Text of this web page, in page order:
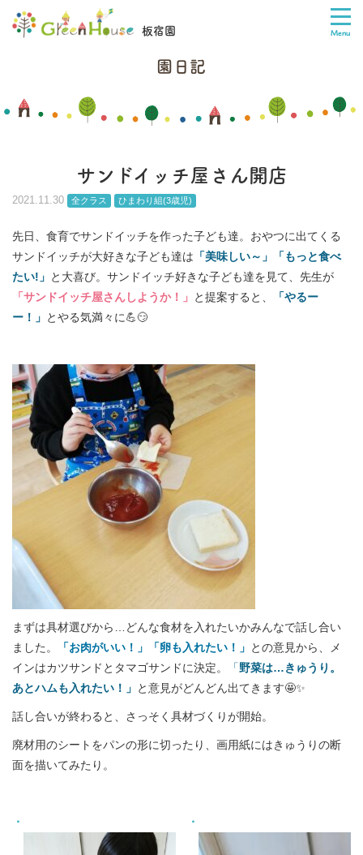
板宿園
園日記
サンドイッチ屋さん開店
2021.11.30 全クラス ひまわり組(3歳児)
先日、食育でサンドイッチを作った子ども達。おやつに出てくる
サンドイッチが大好きな子ども達は 「美味しい～」「もっと食べ
たい!」 と大喜び。サンドイッチ好きな子ども達を見て、先生が
「サンドイッチ屋さんしようか！」 と提案すると、
「やるー
ー！」 とやる気満々に💪😏
まずは具材選びから…どんな食材を入れたいかみんなで話し合い
ました。
「お肉がいい！」「卵も入れたい！」 との意見から、メ
インはカツサンドとタマゴサンドに決定。
「野菜は…きゅうり。
あとハムも入れたい！」 と意見がどんどん出てきます🤩✨
話し合いが終わると、さっそく具材づくりが開始。
廃材用のシートをパンの形に切ったり、画用紙にはきゅうりの断
面を描いてみたり。